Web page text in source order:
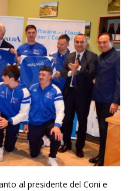
al presidente del Coni e